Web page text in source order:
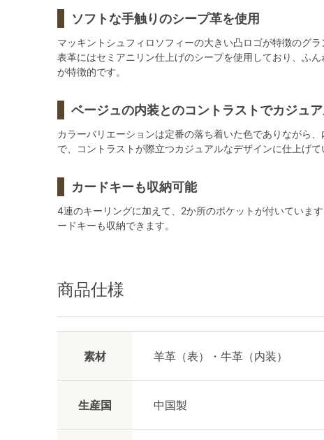
ソフトな手触りのシープ革を使用
マッキントシュフィロソフィーの大きい凸ロゴが特徴のグラ
表革にはセミアニリン仕上げのシープを使用しており、ふ
が特徴的です。
ベージュの内装とのコントラストでカジュ
カラーバリエーションは定番の落ち着いた色でありながら
で、コントラストが際立つカジュアルなデザインに仕上げて
カードキーも収納可能
4連のキーリングに加えて、2か所のポケットが付いていま
ードキーも収納できます。
商品仕様
素材 羊革（表）・牛革（内装）
生産国 中国製